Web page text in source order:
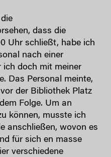
dass die
Uhr schließt, habe ich
nach einer
doch mit meiner
Das Personal meinte,
der Bibliothek Platz
Folge. Um an
können, musste ich
anschließen, wovon es
für sich en masse
verschiedene